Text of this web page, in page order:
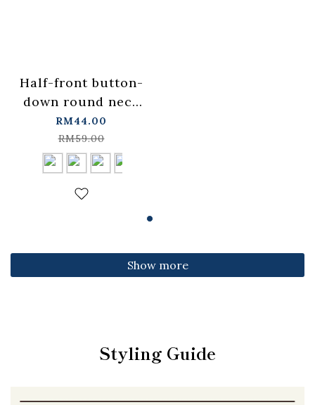
Half-front button-
down round neck
fitted top,
available in four
colors【01099501】
in stock+pre-order
RM44.00
RM59.00
Show more
Styling Guide